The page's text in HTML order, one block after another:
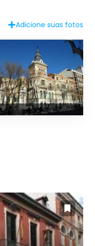
Adicione suas fotos